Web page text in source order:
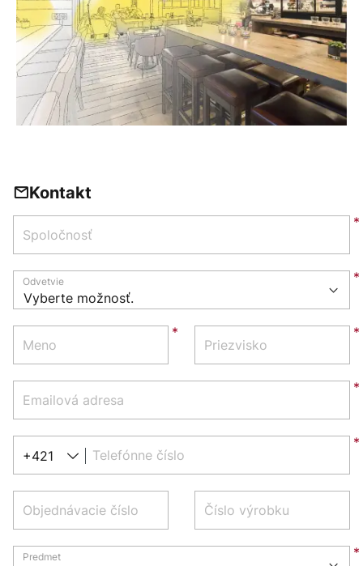
Kontakt
Spoločnosť
Odvetvie
Meno Priezvisko
Emailová adresa
Telefónne číslo
+421
Objednávacie číslo Číslo výrobku
Predmet